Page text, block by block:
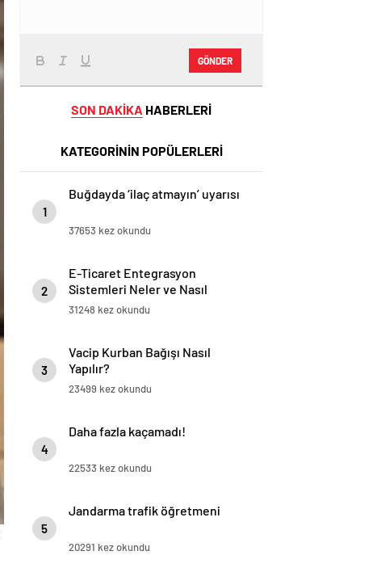
GÖNDER
SON DAKİKA HABERLERİ
KATEGORİNİN POPÜLERLERİ
1
Buğdayda ‘ilaç atmayın’ uyarısı
37653 kez okundu
2
E-Ticaret Entegrasyon
Sistemleri Neler ve Nasıl
Yapılır?
31248 kez okundu
3
Vacip Kurban Bağışı Nasıl
Yapılır?
23499 kez okundu
4
Daha fazla kaçamadı!
22533 kez okundu
5
Jandarma trafik öğretmeni
20291 kez okundu